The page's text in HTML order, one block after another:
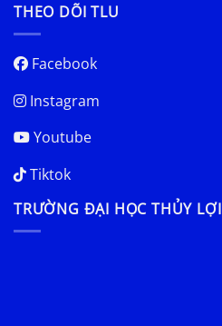
THEO DÕI TLU
Facebook
Instagram
Youtube
Tiktok
TRƯỜNG ĐẠI HỌC THỦY LỢI